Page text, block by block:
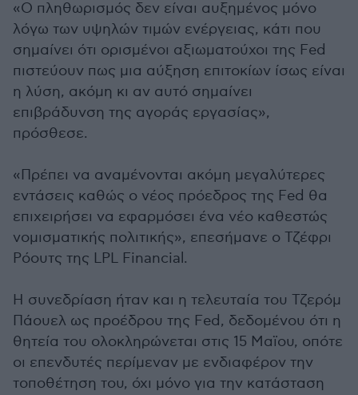
«Ο πληθωρισμός δεν είναι αυξημένος μόνο
λόγω των υψηλών τιμών ενέργειας, κάτι που
σημαίνει ότι ορισμένοι αξιωματούχοι της Fed
πιστεύουν πως μια αύξηση επιτοκίων ίσως είναι
η λύση, ακόμη κι αν αυτό σημαίνει
επιβράδυνση της αγοράς εργασίας»,
πρόσθεσε.
«Πρέπει να αναμένονται ακόμη μεγαλύτερες
εντάσεις καθώς ο νέος πρόεδρος της Fed θα
επιχειρήσει να εφαρμόσει ένα νέο καθεστώς
νομισματικής πολιτικής», επεσήμανε ο Τζέφρι
Ρόουτς της LPL Financial.
Η συνεδρίαση ήταν και η τελευταία του Τζερόμ
Πάουελ ως προέδρου της Fed, δεδομένου ότι η
θητεία του ολοκληρώνεται στις 15 Μαϊου, οπότε
οι επενδυτές περίμεναν με ενδιαφέρον την
τοποθέτηση του, όχι μόνο για την κατάσταση